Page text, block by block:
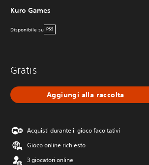
Kuro Games
Disponibile su PS5
Gratis
Aggiungi alla raccolta
Acquisti durante il gioco facoltativi
Gioco online richiesto
3 giocatori online